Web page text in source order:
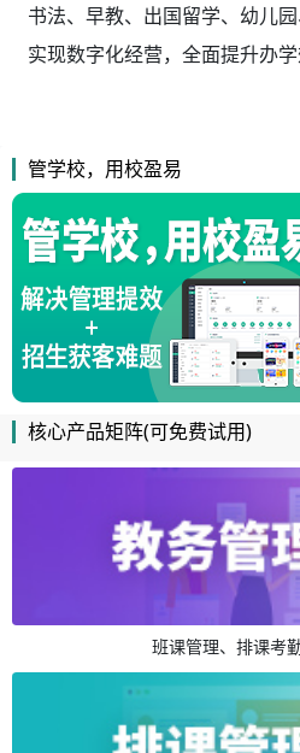
书法、早教、出国留学、幼儿
实现数字化经营，全面提升办学
管学校，用校盈易
核心产品矩阵(可免费试用)
班课管理、排课考